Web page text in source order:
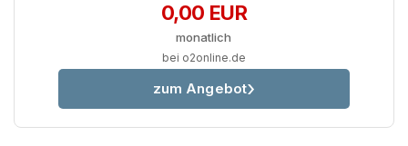
0,00 EUR
monatlich
bei o2online.de
zum Angebot